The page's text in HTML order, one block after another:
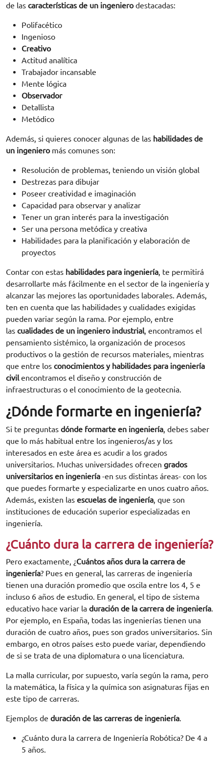
de las características de un ingenierodestacadas:
Polifacético
Ingenioso
Creativo
Actitud analítica
Trabajador incansable
Mente lógica
Observador
Detallista
Metódico
Además, si quieres conocer algunas de las habilidades de
un ingenieromás comunes son:
Resolución de problemas, teniendo un visión global
Destrezas para dibujar
Poseer creatividad e imaginación
Capacidad para observar y analizar
Tener un gran interés para la investigación
Ser una persona metódica y creativa
Habilidades para la planificación y elaboración de
proyectos
Contar con estas habilidades para ingeniería, te permitirá
desarrollarte más fácilmente en el sector de la ingeniería y
alcanzar las mejores las oportunidades laborales. Además,
ten en cuenta que las habilidades y cualidades exigidas
pueden variar según la rama. Por ejemplo, entre
las cualidades de un ingeniero industrial, encontramos el
pensamiento sistémico, la organización de procesos
productivos o la gestión de recursos materiales, mientras
que entre los conocimientos y habilidades para ingeniería
civilencontramos el diseño y construcción de
infraestructuras o el conocimiento de la geotecnia.
¿Dónde formarte en ingeniería?
Si te preguntas dónde formarte en ingeniería, debes saber
que lo más habitual entre los ingenieros/as y los
interesados en este área es acudir a los grados
universitarios. Muchas universidades ofrecen grados
universitarios en ingeniería -en sus distintas áreas- con los
que puedes formarte y especializarte en unos cuatro años.
Además, existen las escuelas de ingeniería, que son
instituciones de educación superior especializadas en
ingeniería.
¿Cuánto dura la carrera de ingeniería?
Pero exactamente, ¿Cuántos años dura la carrera de
ingeniería? Pues en general, las carreras de ingeniería
tienen una duración promedio que oscila entre los 4, 5 e
incluso 6 años de estudio. En general, el tipo de sistema
educativo hace variar la duración de la carrera de ingeniería.
Por ejemplo, en España, todas las ingenierías tienen una
duración de cuatro años, pues son grados universitarios. Sin
embargo, en otros países esto puede variar, dependiendo
de si se trata de una diplomatura o una licenciatura.
La malla curricular, por supuesto, varía según la rama, pero
la matemática, la física y la química son asignaturas fijas en
este tipo de carreras.
Ejemplos de duración de las carreras de ingeniería.
¿Cuánto dura la carrera de Ingeniería Robótica? De 4 a
5 años.